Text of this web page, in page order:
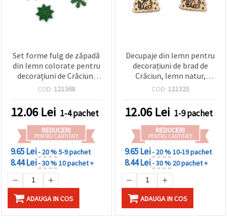
Set forme fulg de zăpadă
din lemn colorate pentru
decorațiuni de Crăciun,
mix roșu/verde/alb, 23–25
COD: 121368
12.06 Lei 1-4 pachet
REDUCERI
PENTRU CANTITATE
9.65 Lei- 20 %5-9 pachet
8.44 Lei- 30 %10 pachet +
ADAUGA IN COS
Decupaje din lemn pentru
decorațiuni de brad de
Crăciun, lemn natur,
28x30x2 mm - 10 buc.
COD: 121325
12.06 Lei 1-9 pachet
REDUCERI
PENTRU CANTITATE
9.65 Lei- 20 %10-19 pachet
8.44 Lei- 30 % 20 pachet +
ADAUGA IN COS